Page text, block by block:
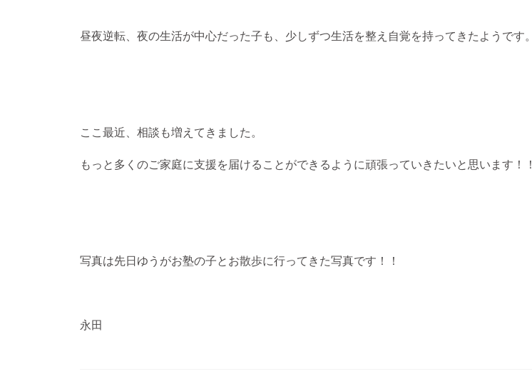
昼夜逆転、夜の生活が中心だった子も、少しずつ生活を整え自覚を持ってきたようです。
ここ最近、相談も増えてきました。
もっと多くのご家庭に支援を届けることができるように頑張っていきたいと思います！！
写真は先日ゆうがお塾の子とお散歩に行ってきた写真です！！
永田